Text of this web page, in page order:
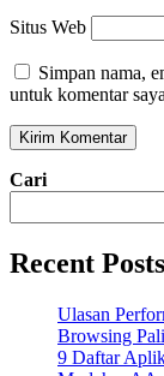
Situs Web
Simpan nama,
untuk komentar
Cari
Recent Posts
Ulasan
Browsing
9 Daftar